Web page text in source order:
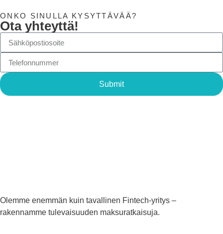
ONKO SINULLA KYSYTTÄVÄÄ?
Ota yhteyttä!
Submit
Olemme enemmän kuin tavallinen Fintech-yritys –
rakennamme tulevaisuuden maksuratkaisuja.